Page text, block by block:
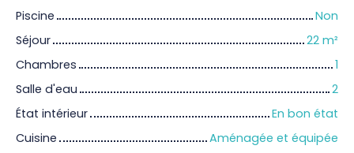
Piscine
Non
Séjour
22 m²
Chambres
1
Salle d'eau
2
État intérieur
En bon état
Cuisine
Aménagée et équipée